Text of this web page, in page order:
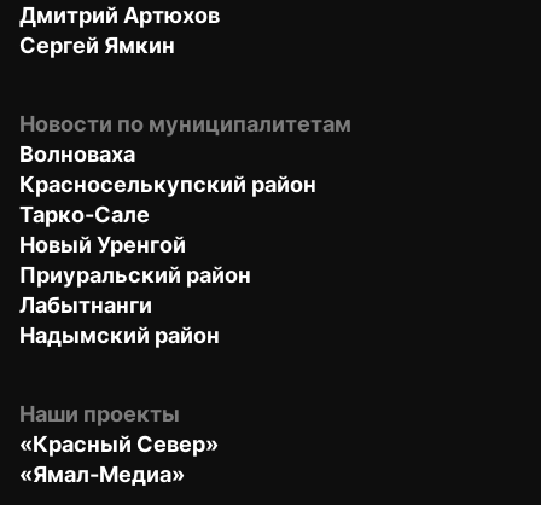
Дмитрий Артюхов
Сергей Ямкин
Новости по муниципалитетам
Волноваха
Красноселькупский район
Тарко-Сале
Новый Уренгой
Приуральский район
Лабытнанги
Надымский район
Наши проекты
«Красный Север»
«Ямал-Медиа»